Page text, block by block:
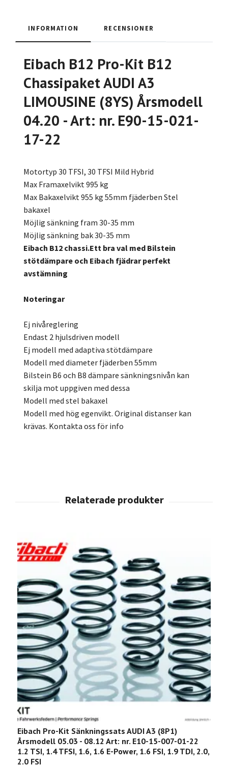
INFORMATION RECENSIONER
Eibach B12 Pro-Kit B12
Chassipaket AUDI A3
LIMOUSINE (8YS) Årsmodell
04.20 - Art: nr. E90-15-021-
17-22
Motortyp 30 TFSI, 30 TFSI Mild Hybrid
Max Framaxelvikt 995 kg
Max Bakaxelvikt 955 kg 55mm fjäderben Stel
bakaxel
Möjlig sänkning fram 30-35 mm
Möjlig sänkning bak 30-35 mm
Eibach B12 chassi.Ett bra val med Bilstein
stötdämpare och Eibach fjädrar perfekt
avstämning
Noteringar
Ej nivåreglering
Endast 2 hjulsdriven modell
Ej modell med adaptiva stötdämpare
Modell med diameter fjäderben 55mm
Bilstein B6 och B8 dämpare sänkningsnivån kan
skilja mot uppgiven med dessa
Modell med stel bakaxel
Modell med hög egenvikt. Original distanser kan
krävas. Kontakta oss för info
Eibach Pro-Kit Sänkningssats AUDI A3 (8P1)
Årsmodell 05.03 - 08.12 Art: nr. E10-15-007-01-22
1.2 TSI, 1.4 TFSI, 1.6, 1.6 E-Power, 1.6 FSI, 1.9 TDI, 2.0,
2.0 FSI